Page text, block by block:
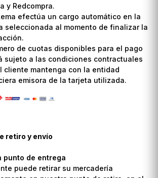
y Redcompra.
efectúa un cargo automático en la
seleccionada al momento de finalizar la
de cuotas disponibles para el pago
sujeto a las condiciones contractuales
cliente mantenga con la entidad
emisora de la tarjeta utilizada.
retiro y envío
punto de entrega
puede retirar su mercadería